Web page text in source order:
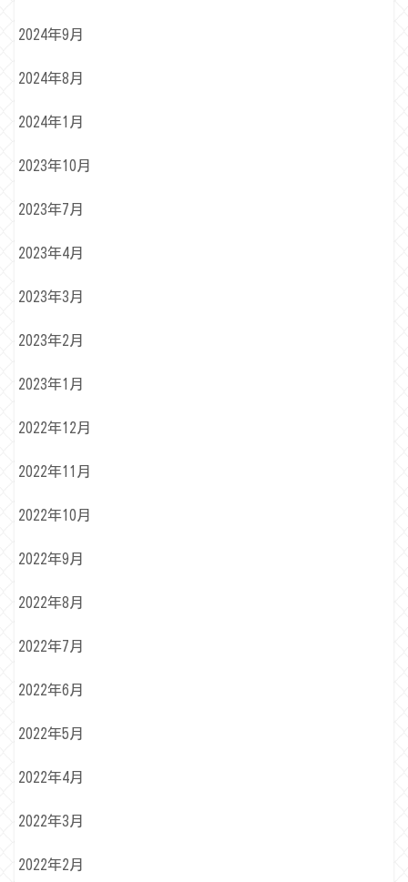
2024年9月
2024年8月
2024年1月
2023年10月
2023年7月
2023年4月
2023年3月
2023年2月
2023年1月
2022年12月
2022年11月
2022年10月
2022年9月
2022年8月
2022年7月
2022年6月
2022年5月
2022年4月
2022年3月
2022年2月